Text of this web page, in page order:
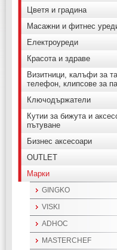
Цветя и градина
Масажни и фитнес
Електроуреди
Красота и здраве
Визитници, калъфи за
телефон, клипсове за
Ключодържатели
Кутии за бижута и
пътуване
Бизнес аксесоари
OUTLET
Марки
GINGKO
VISKI
ADHOC
MASTERCHEF